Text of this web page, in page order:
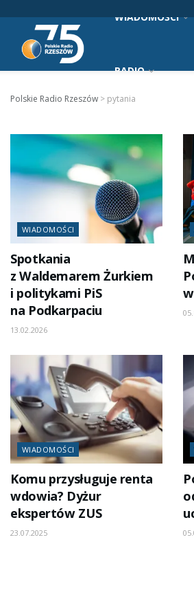
WIADOMOŚCI
RADIO
Polskie Radio Rzeszów > pytania
WIADOMOŚCI
Spotkania
z Waldemarem Żurkiem
i politykami PiS
na Podkarpaciu
13.02.2026
WIADOMOŚCI
Komu przysługuje renta
wdowia? Dyżur
ekspertów ZUS
23.07.2025